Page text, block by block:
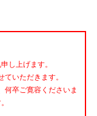
し上げます。
いただきます。
何卒ご寛容くださいま